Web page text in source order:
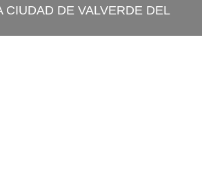
CIUDAD DE VALVERDE DEL